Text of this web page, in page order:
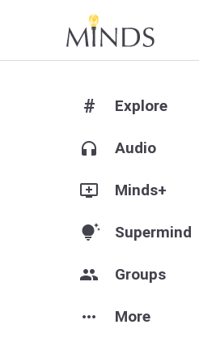
# Explore
headphones Audio
add_to_queue Minds+
tips_and_updates Supermind
group Groups
more_horiz More